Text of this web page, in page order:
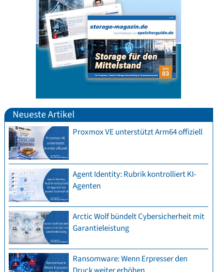
Neueste Artikel
Proxmox VE unterstützt Arm64 offiziell
Agent Identity: Rubrik kontrolliert KI-
Agenten
Arctic Wolf bündelt Cybersicherheit mit
Garantieleistung
Ransomware: Wenn Erpresser den